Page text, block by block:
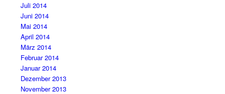
Juli 2014
Juni 2014
Mai 2014
April 2014
März 2014
Februar 2014
Januar 2014
Dezember 2013
November 2013